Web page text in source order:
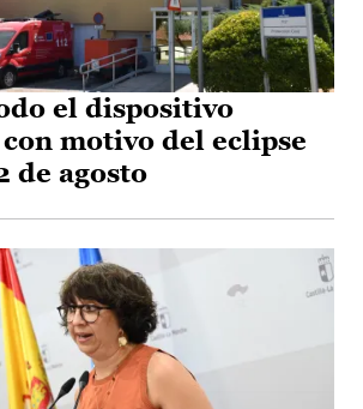
el dispositivo
motivo del eclipse
de agosto